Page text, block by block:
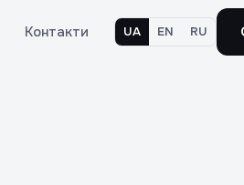
Контакти UA EN RU